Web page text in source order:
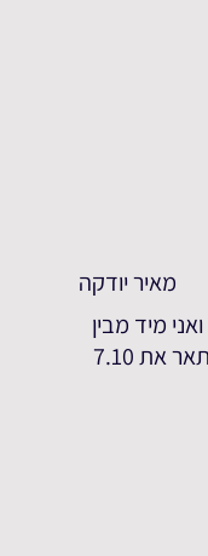
מאיר יודקה
מיד מבין
שזה מחבלים" - מאיר יודקה מתאר את 7.10